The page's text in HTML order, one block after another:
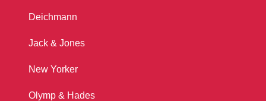
Deichmann
Jack & Jones
New Yorker
Olymp & Hades